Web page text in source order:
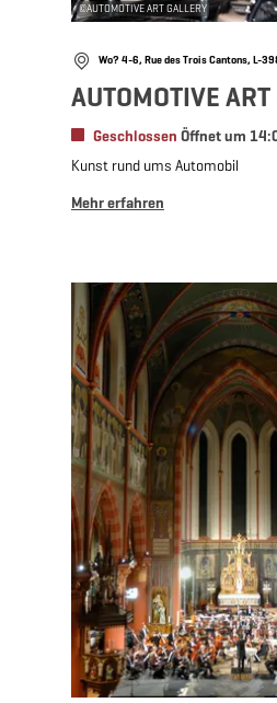
©AUTOMOTIVE ART GALLERY
Wo? 4-6, Rue des Trois Cantons, L-
AUTOMOTIVE
Geschlossen Öffnet um
Kunst rund ums Automobil
Mehr erfahren